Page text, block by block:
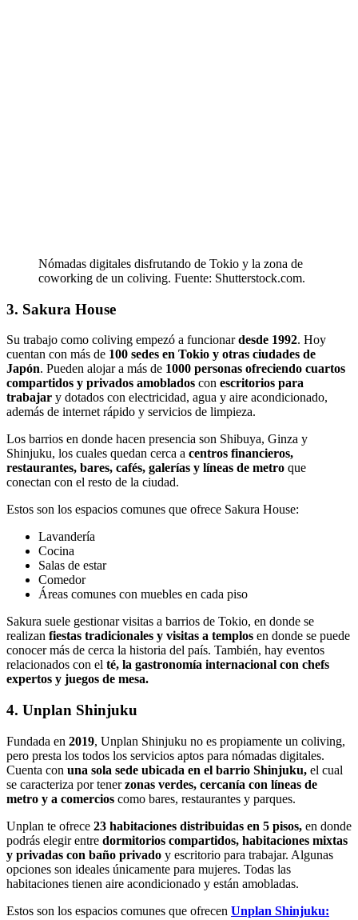
Nómadas digitales disfrutando de Tokio y la zona de
coworking de un coliving. Fuente: Shutterstock.com.
3. Sakura House
Su trabajo como coliving empezó a funcionardesde 1992. Hoy
cuentan con más de 100 sedes en Tokio y otras ciudades de
Japón. Pueden alojar a más de 1000 personas ofreciendo cuartos
compartidos y privados amoblados con escritorios para
trabajar y dotados con electricidad, agua y aire acondicionado,
además de internet rápido y servicios de limpieza.
Los barrios en donde hacen presencia son Shibuya, Ginza y
Shinjuku, los cuales quedan cerca a centros financieros,
restaurantes, bares, cafés, galerías y líneas de metro que
conectan con el resto de la ciudad.
Estos son los espacios comunes que ofrece Sakura House:
Lavandería
Cocina
Salas de estar
Comedor
Áreas comunes con muebles en cada piso
Sakura suele gestionar visitas a barrios de Tokio, en donde se
realizan fiestas tradicionales y visitas a templos en donde se puede
conocer más de cerca la historia del país. También, hay eventos
relacionados con el té, la gastronomía internacional con chefs
expertos y juegos de mesa.
4. Unplan Shinjuku
Fundada en 2019, Unplan Shinjuku no es propiamente un coliving,
pero presta los todos los servicios aptos para nómadas digitales.
Cuenta con una sola sede ubicada en el barrio Shinjuku, el cual
se caracteriza por tenerzonas verdes, cercanía con líneas de
metro y a comercios como bares, restaurantes y parques.
Unplan te ofrece 23 habitaciones distribuidas en 5 pisos, en donde
podrás elegir entre dormitorios compartidos, habitaciones mixtas
y privadas con baño privado y escritorio para trabajar. Algunas
opciones son ideales únicamente para mujeres. Todas las
habitaciones tienen aire acondicionado y están amobladas.
Estos son los espacios comunes que ofrecen Unplan Shinjuku: